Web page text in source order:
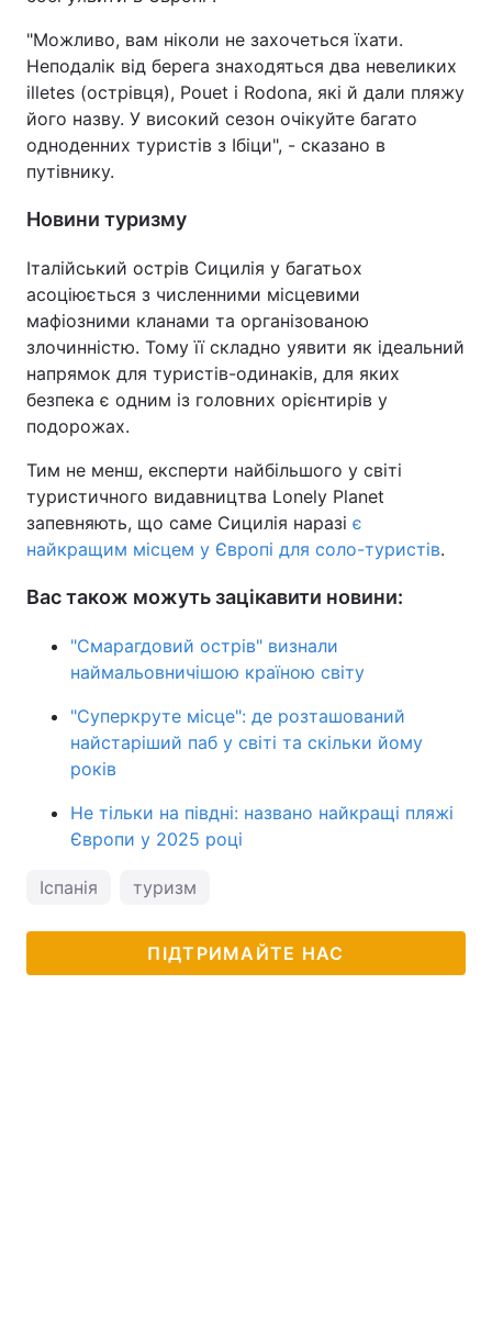
"Можливо, вам ніколи не захочеться їхати.
Неподалік від берега знаходяться два невеликих
illetes (острівця), Pouet і Rodona, які й дали пляжу
його назву. У високий сезон очікуйте багато
одноденних туристів з Ібіци", - сказано в
путівнику.
Новини туризму
Італійський острів Сицилія у багатьох
асоціюється з численними місцевими
мафіозними кланами та організованою
злочинністю. Тому її складно уявити як ідеальний
напрямок для туристів-одинаків, для яких
безпека є одним із головних орієнтирів у
подорожах.
Тим не менш, експерти найбільшого у світі
туристичного видавництва Lonely Planet
запевняють, що саме Сицилія наразі є
найкращим місцем у Європі для соло-туристів.
Вас також можуть зацікавити новини:
"Смарагдовий острів" визнали
наймальовничішою країною світу
"Суперкруте місце": де розташований
найстаріший паб у світі та скільки йому
років
Не тільки на півдні: названо найкращі пляжі
Європи у 2025 році
Іспанія туризм
ПІДТРИМАЙТЕ НАС